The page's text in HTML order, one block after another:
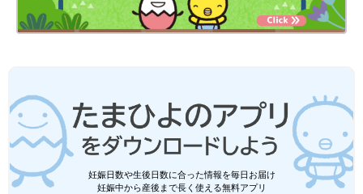
妊娠日数や生後日数に合った情報を毎日お届け
妊娠中から産後まで長く使える無料アプリ